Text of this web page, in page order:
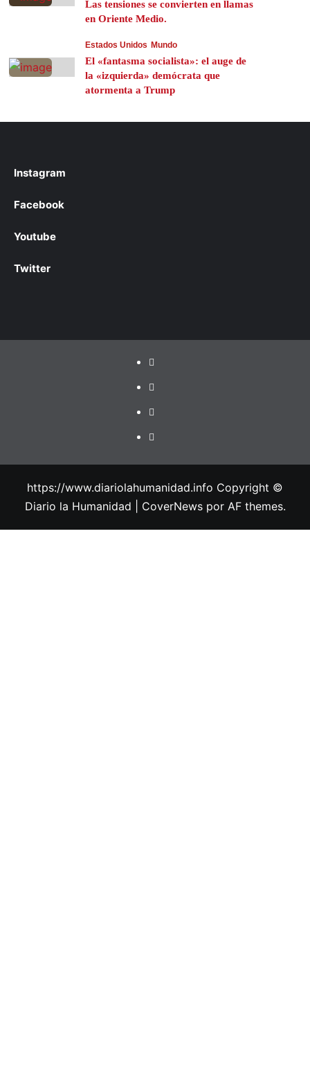
Las tensiones se convierten en llamas
en Oriente Medio.
Estados Unidos Mundo
El «fantasma socialista»: el auge de
la «izquierda» demócrata que
atormenta a Trump
Instagram
Facebook
Youtube
Twitter
https://www.diariolahumanidad.info Copyright ©
Diario la Humanidad
CoverNewspor AF themes.